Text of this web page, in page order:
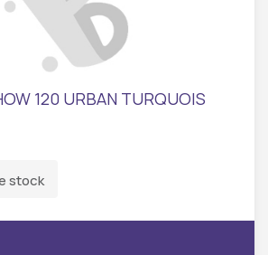
120 URBAN TURQUOIS
stock